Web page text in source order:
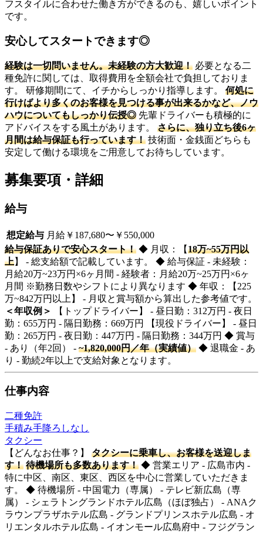
フスタイルに合わせた働き方ができるのも、嬉しいポイント
です。
安心してスタートできます◎
経験は一切問いません。未経験の方大歓迎！ 必要となる二
種免許に関しては、取得費用を全額会社で負担しておりま
す。 研修期間にて、イチからしっかり指導します。 何処に
行けばより多くのお客様を見つける事が出来るかなど、ノウ
ハウについてもしっかり伝授◎ 先輩ドライバーも積極的に
アドバイスをする風土があります。 さらに、独り立ち後6ヶ
月間は給与保証も行っています！ 技術面・金銭面どちらも
安定して働ける環境をご用意してお待ちしています。
募集要項・詳細
給与
想定給与 月給￥187,680〜￥550,000
給与保証ありで安心スタート！ ◆ 月収：【18万~55万円以
上】 - 総支給額で記載しています。 ◆ 給与保証 - 未経験：
月給20万~23万円×6ヶ月間 - 経験者：月給20万~25万円×6ヶ
月間 ※勤務日数やシフトにより異なります ◆ 年収：【225
万~842万円以上】 - 月収と賞与額から算出した参考値です。
＜年収例＞
【トップドライバー】 - 昼日勤：312万円 - 夜日
勤：655万円 - 隔日勤務：669万円 【現役ドライバー】 - 昼日
勤：265万円 - 夜日勤：447万円 - 隔日勤務：344万円 ◆ 賞与
- あり（年2回） - ~1,820,000円／年（実績値） ◆ 退職金 - あ
り - 勤続2年以上で支給対象となります。
仕事内容
二種免許
手積み手降ろしなし
タクシー
【どんなお仕事？】 タクシーに乗車し、お客様を送迎しま
す！ 待機場所も多数あります！ ◆ 営業エリア - 広島市内 -
特に中区、南区、東区、西区を中心に営業していただきま
す。 ◆ 待機場所 - 中国電力（専属） - テレビ新広島（専
属） - シェラトングランドホテル広島（ほぼ独占） - ANAク
ラウンプラザホテル広島 - グランドプリンスホテル広島 - オ
リエンタルホテル広島 - イオンモール広島府中 - フジグラン